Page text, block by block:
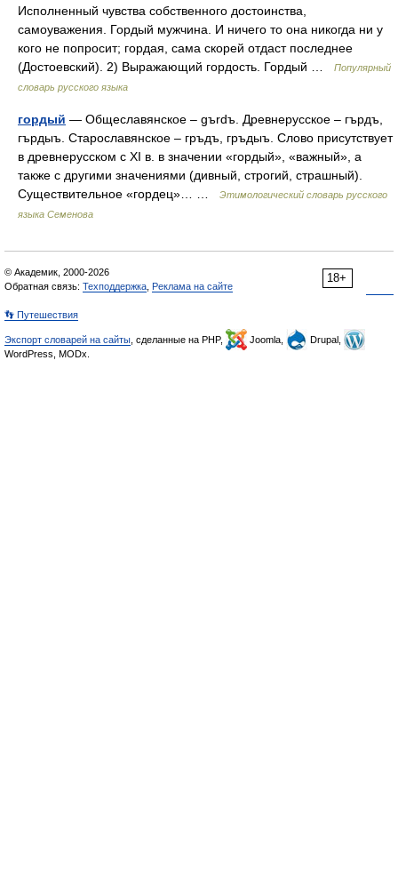
Исполненный чувства собственного достоинства,
самоуважения. Гордый мужчина. И ничего то она никогда ни у
кого не попросит; гордая, сама скорей отдаст последнее
(Достоевский). 2) Выражающий гордость. Гордый …
Популярный
словарь русского языка
гордый — Общеславянское – gъrdъ. Древнерусское – гърдъ,
гърдыъ. Старославянское – гръдъ, гръдыъ. Слово присутствует
в древнерусском с XI в. в значении «гордый», «важный», а
также с другими значениями (дивный, строгий, страшный).
Существительное «гордец»… …
Этимологический словарь русского
языка Семенова
18+
© Академик, 2000-2026
Обратная связь: Техподдержка Реклама на сайте
👣 Путешествия
Экспорт словарей на сайты , сделанные на PHP, Joomla,
Drupal,
WordPress, MODx.